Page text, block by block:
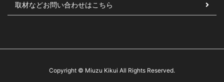
取材などお問い合わせはこちら
Copyright © Miuzu Kikui All Rights Reserved.